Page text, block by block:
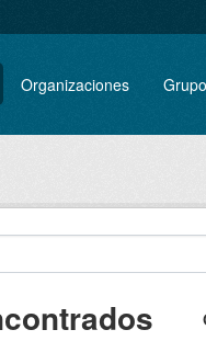
Organizaciones